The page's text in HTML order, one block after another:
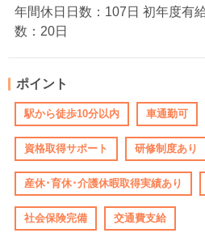
年間休日日数：107日 初年度有
数：20日
ポイント
駅から徒歩10分以内 車通勤可
資格取得サポート 研修制度あり
産休･育休･介護休暇取得実績あり
社会保険完備 交通費支給